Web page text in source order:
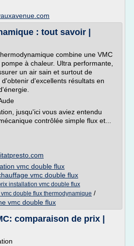
: tout savoir |
combine une VMC
à chaleur. Ultra performante,
un air sain et surtout de
d'excellents résultats en
jusqu'ici vous aviez entendu
contrôlée simple flux et...
vmc double flux
vmc double flux
installation vmc double flux
double flux thermodynamique /
vmc double flux
comparaison de prix |